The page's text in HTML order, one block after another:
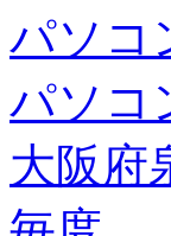
パソコ
パソコ
大阪府